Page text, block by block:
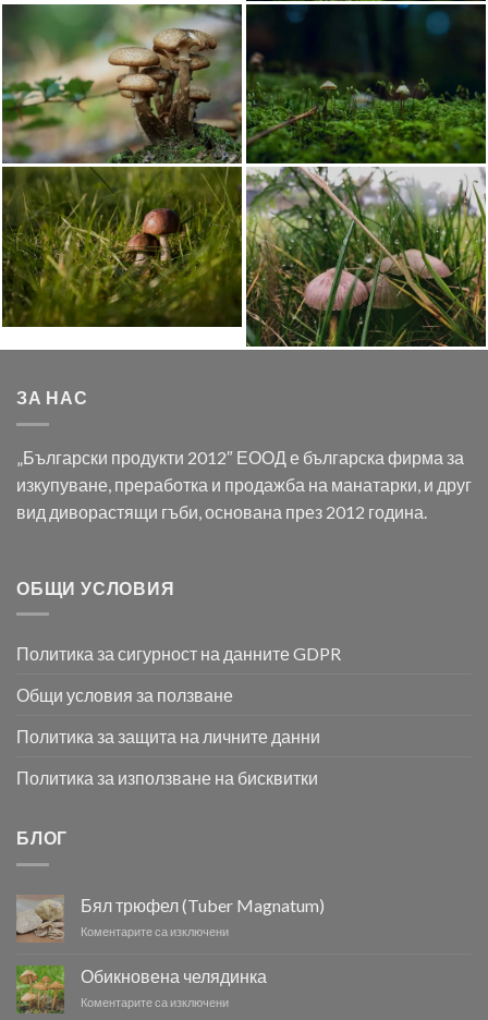
ЗА НАС
„Български продукти 2012″ ЕООД е българска фирма за
изкупуване, преработка и продажба на манатарки, и друг
вид диворастящи гъби, основана през 2012 година.
ОБЩИ УСЛОВИЯ
Политика за сигурност на данните GDPR
Общи условия за ползване
Политика за защита на личните данни
Политика за използване на бисквитки
БЛОГ
Бял трюфел (Tuber Magnatum)
Коментарите са изключениза
(Tuber
Magnatum)
Обикновена челядинка
Коментарите са изключениза